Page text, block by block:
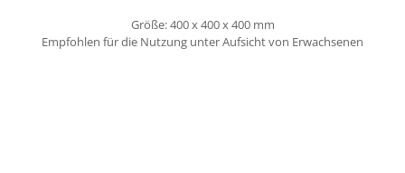
Größe: 400 x 400 x 400 mm
Empfohlen für die Nutzung unter Aufsicht von Erwachsenen